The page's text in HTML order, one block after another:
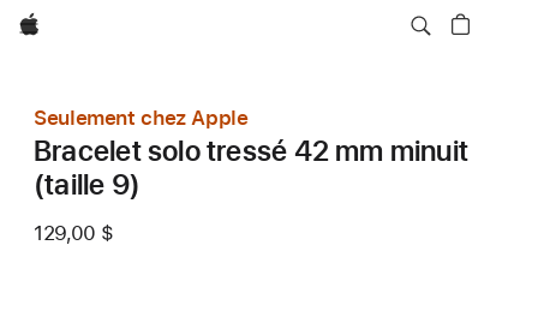
Apple
Seulement chez Apple
Bracelet solo tressé 42 mm minuit
(taille 9)
129,00 $